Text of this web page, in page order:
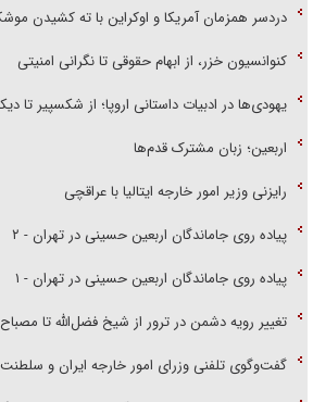
دردسر همزمان آمریکا و اوکراین با ته کشیدن
کنوانسیون خزر، از ابهام حقوقی تا نگرانی امنیتی
یهودی‌ها در ادبیات داستانی اروپا؛ از شکسپیر تا
اربعین؛ زبان مشترک قدم‌ها
رایزنی وزیر امور خارجه ایتالیا با عراقچی
پیاده روی جاماندگان اربعین حسینی در تهران - ۲
پیاده روی جاماندگان اربعین حسینی در تهران - ۱
تغییر رویه دشمن در ترور از شیخ فضل‌الله تا
گفت‌وگوی تلفنی وزرای امور خارجه ایران و